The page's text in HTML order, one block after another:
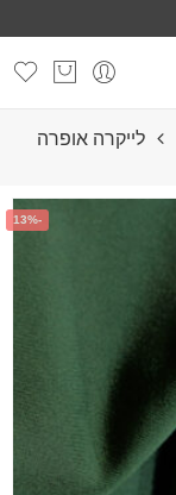
לייקרה אופרה
-13%